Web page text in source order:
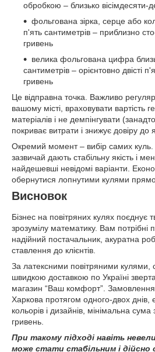
обробкою – близько вісімдесяти-
фольгована зірка, серце або
п'ять сантиметрів – приблизно
гривень
велика фольгована цифра
сантиметрів – орієнтовно двісті
гривень
Це відправна точка. Важливо
вашому місті, враховувати вартість
матеріалів і не демпінгувати
покриває витрати і знижує довіру до
Окремий момент – вибір самих куль.
зазвичай дають стабільну якість і
найдешевші невідомі варіанти.
обернутися лопнутими кулями
Висновок
Бізнес на повітряних кулях поєднує
зрозумілу математику. Вам потрібні
надійний постачальник, акуратна
ставлення до клієнтів.
За латексними повітряними кулями,
швидкою доставкою по Україні
магазин “Ваш комфорт”. Замовлення
Харкова протягом одного-двох днів,
кольорів і дизайнів, мінімальна
гривень.
При такому підході навіть
може стати стабільним і